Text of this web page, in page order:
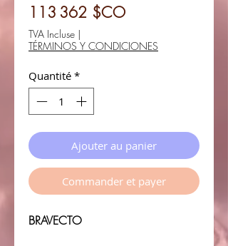
113 362 $COPrix
TVA Incluse |
TÉRMINOS Y CONDICIONES
Quantité *
Ajouter au panier
Commander et payer
BRAVECTO